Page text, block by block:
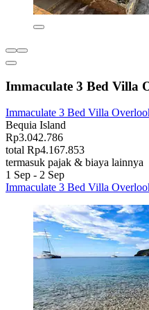
Immaculate 3 Bed Villa
Immaculate 3 Bed Villa
Bequia Island
Rp3.042.786
total Rp4.167.853
termasuk pajak & biaya lainnya
1 Sep - 2 Sep
Immaculate 3 Bed Villa